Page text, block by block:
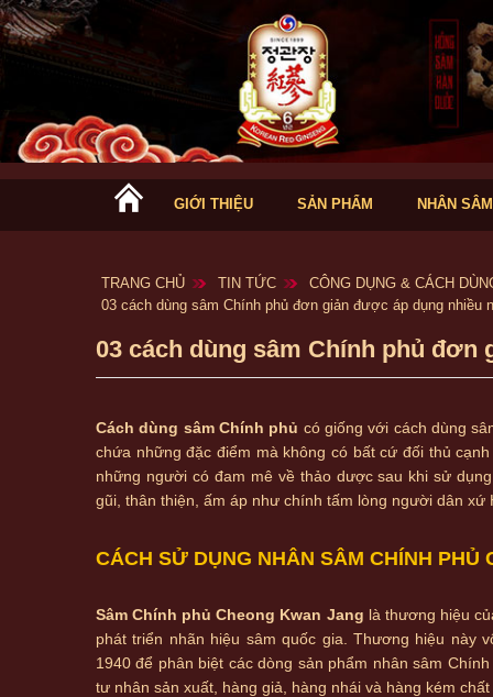
GIỚI THIỆU SẢN PHẨM NHÂN SÂM
TRANG CHỦ TIN TỨC
CÔNG DỤNG & CÁCH
03 cách dùng sâm Chính phủ đơn giản được áp dụng nhiều
03 cách dùng sâm Chính phủ
Cách dùng sâm Chính phủ có giống với cách dùng
chứa những đặc điểm mà không có bất cứ đối thủ
những người có đam mê về thảo dược sau khi sử
gũi, thân thiện, ấm áp như chính tấm lòng người dân xứ
CÁCH SỬ DỤNG NHÂN SÂM CHÍNH
Sâm Chính phủ Cheong Kwan Jang là thương hiệu
phát triển nhãn hiệu sâm quốc gia. Thương hiệu này
1940 để phân biệt các dòng sản phẩm nhân sâm
tư nhân sản xuất, hàng giả, hàng nhái và hàng kém